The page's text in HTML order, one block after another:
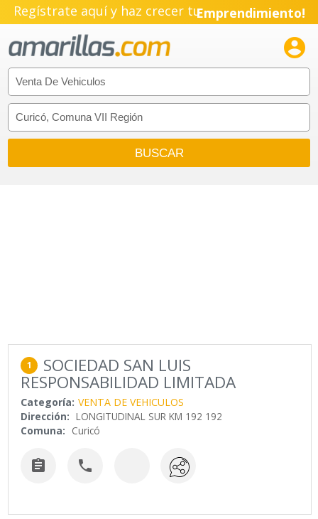
Regístrate aquí y haz crecer tuEmprendimiento!

1 SOCIEDAD SAN LUIS
RESPONSABILIDAD LIMITADA
Categoría: VENTA DE VEHICULOS
Dirección: LONGITUDINAL SUR KM 192 192
Comuna: Curicó
 